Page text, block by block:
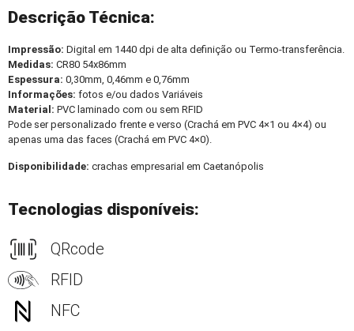
Descrição Técnica:
Impressão: Digital em 1440 dpi de alta definição ou Termo-transferência.
Medidas: CR80 54x86mm
Espessura: 0,30mm, 0,46mm e 0,76mm
Informações: fotos e/ou dados Variáveis
Material: PVC laminado com ou sem RFID
Pode ser personalizado frente e verso (Crachá em PVC 4×1 ou 4×4) ou
apenas uma das faces (Crachá em PVC 4×0).
Disponibilidade: crachas empresarial em Caetanópolis
Tecnologias disponíveis:
QRcode
RFID
NFC